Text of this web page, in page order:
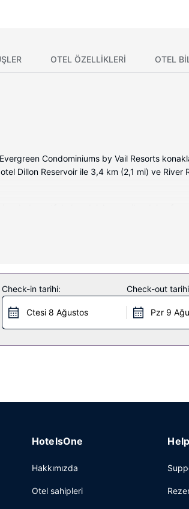
OTEL ÖZELLIKLERI OTEL
Condominiums by Vail Resorts
Dillon Reservoir ile 3,4 km (2,1 mi) ve
kablolu TV kanalları vardır. Misafirlerimize
Check-in tarihi:
Ctesi 8 Ağustos
Check-out
Pzr 9
HotelsOne
Hakkımızda
Otel sahipleri